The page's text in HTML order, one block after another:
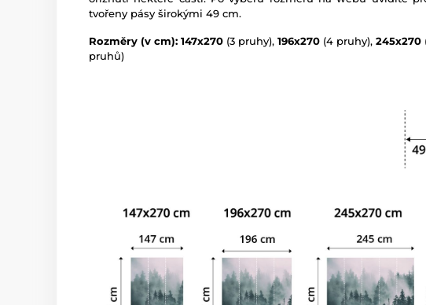
tvořeny pásy širokými 49 cm.
Rozměry (v cm): 147x270 (3 pruhy), 196x270 (4 pruhy), 245x270
pruhů)